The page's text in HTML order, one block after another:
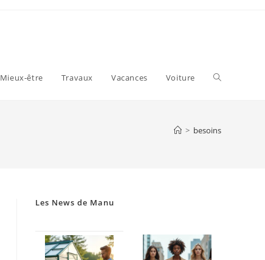
Mieux-être Travaux Vacances Voiture Toggle
> besoins
Les News de Manu